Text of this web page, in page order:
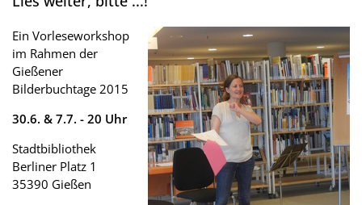
Ein Vorleseworkshop
im Rahmen der
Gießener
Bilderbuchtage 2015
30.6. & 7.7. - 20 Uhr
Stadtbibliothek
Berliner Platz 1
35390 Gießen